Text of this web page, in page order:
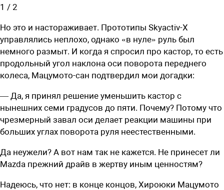
1 / 2
Но это и настораживает. Прототипы Skyactiv-X
управлялись неплохо, однако «в нуле» руль был
немного размыт. И когда я спросил про кастор, то есть
продольный угол наклона оси поворота переднего
колеса, Мацумото-сан подтвердил мои догадки:
— Да, я принял решение уменьшить кастор с
нынешних семи градусов до пяти. Почему? Потому что
чрезмерный завал оси делает реакции машины при
больших углах поворота руля неестественными.
Да неужели? А вот нам так не кажется. Не принесет ли
Mazda прежний драйв в жертву иным ценностям?
Надеюсь, что нет: в конце концов, Хироюки Мацумото